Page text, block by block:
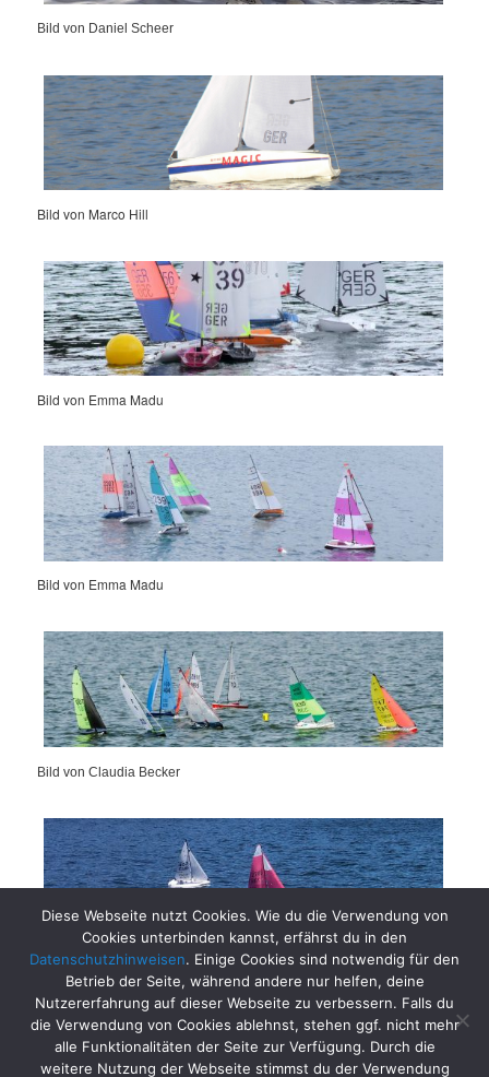
Bild von Daniel Scheer
Bild von Marco Hill
Bild von Emma Madu
Bild von Emma Madu
Bild von Claudia Becker
Bild von Marco Hill
Diese Webseite nutzt Cookies. Wie du die Verwendung von
Cookies unterbinden kannst, erfährst du in den
Datenschutzhinweisen. Einige Cookies sind notwendig für den
Betrieb der Seite, während andere nur helfen, deine
Nutzererfahrung auf dieser Webseite zu verbessern. Falls du
die Verwendung von Cookies ablehnst, stehen ggf. nicht mehr
alle Funktionalitäten der Seite zur Verfügung. Durch die
weitere Nutzung der Webseite stimmst du der Verwendung